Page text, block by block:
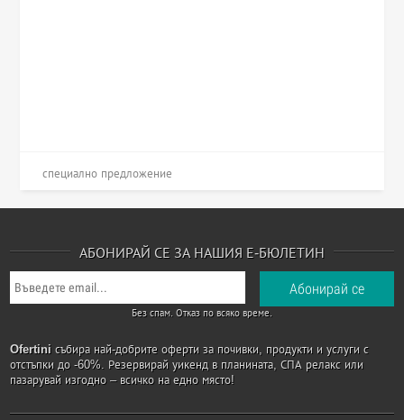
специално предложение
АБОНИРАЙ СЕ ЗА НАШИЯ Е-БЮЛЕТИН
Без спам. Отказ по всяко време.
Ofertini събира най-добрите оферти за почивки, продукти и услуги с
отстъпки до -60%. Резервирай уикенд в планината, СПА релакс или
пазарувай изгодно – всичко на едно място!